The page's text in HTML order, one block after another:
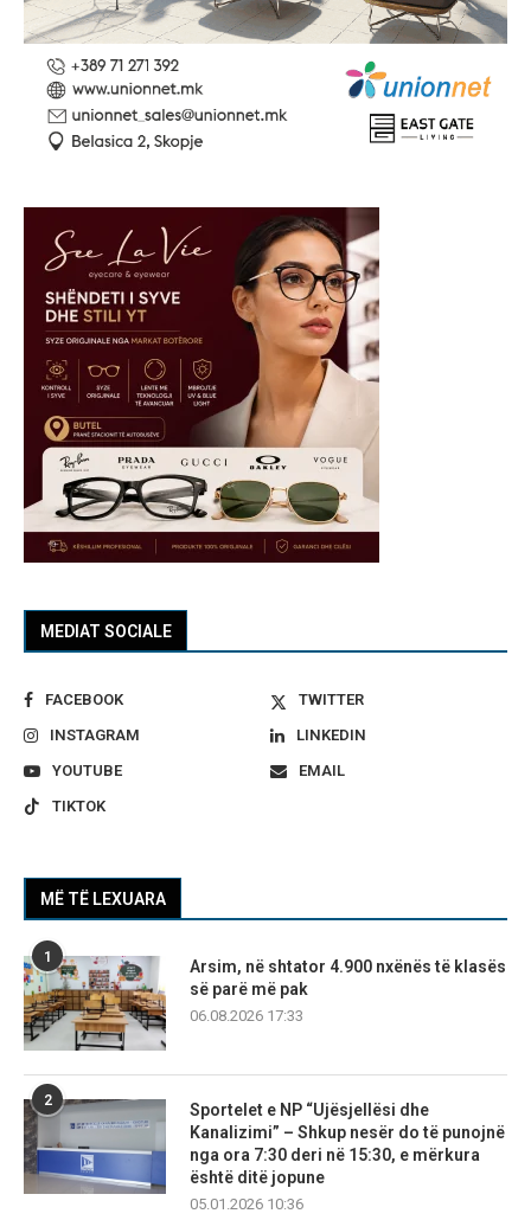
MEDIAT SOCIALE
FACEBOOK
TWITTER
INSTAGRAM
LINKEDIN
YOUTUBE
EMAIL
TIKTOK
MË TË LEXUARA
1
Arsim, në shtator 4.900 nxënës të klasës
së parë më pak
06.08.2026 17:33
2
Sportelet e NP “Ujësjellësi dhe
Kanalizimi” – Shkup nesër do të punojnë
nga ora 7:30 deri në 15:30, e mërkura
është ditë jopune
05.01.2026 10:36